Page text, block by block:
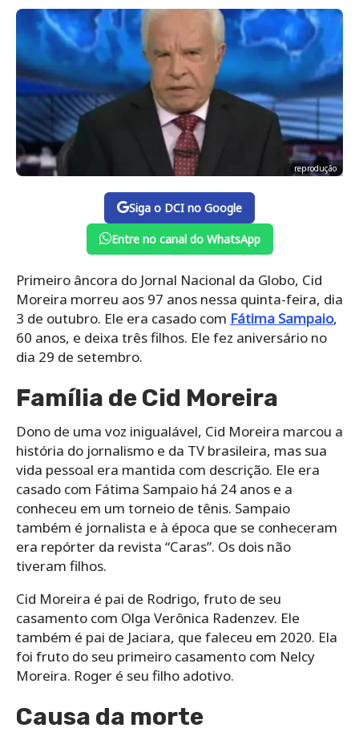
reprodução
Siga o DCI no Google
Entre no canal do WhatsApp
Primeiro âncora do Jornal Nacional da Globo, Cid
Moreira morreu aos 97 anos nessa quinta-feira, dia
3 de outubro. Ele era casado com Fátima Sampaio,
60 anos, e deixa três filhos. Ele fez aniversário no
dia 29 de setembro.
Família de Cid Moreira
Dono de uma voz inigualável, Cid Moreira marcou a
história do jornalismo e da TV brasileira, mas sua
vida pessoal era mantida com descrição. Ele era
casado com Fátima Sampaio há 24 anos e a
conheceu em um torneio de tênis. Sampaio
também é jornalista e à época que se conheceram
era repórter da revista “Caras”. Os dois não
tiveram filhos.
Cid Moreira é pai de Rodrigo, fruto de seu
casamento com Olga Verônica Radenzev. Ele
também é pai de Jaciara, que faleceu em 2020. Ela
foi fruto do seu primeiro casamento com Nelcy
Moreira. Roger é seu filho adotivo.
Causa da morte